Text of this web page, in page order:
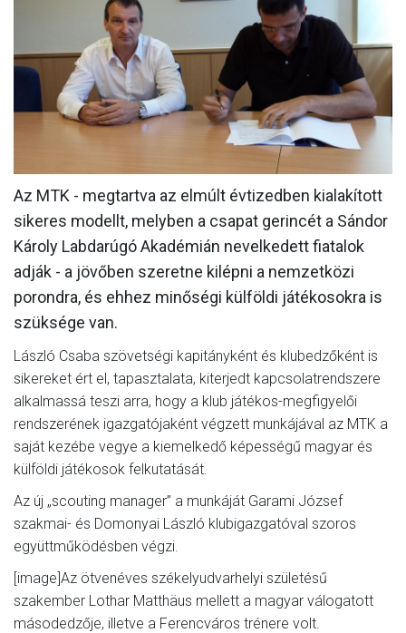
MÉRKŐZÉSEK
KLUB
GALÉRIA
SZURKOLÓI ÉLMÉNYEK
AKKREDITÁCIÓ
Az MTK - megtartva az elmúlt évtizedben kialakított
sikeres modellt, melyben a csapat gerincét a Sándor
Károly Labdarúgó Akadémián nevelkedett fiatalok
adják - a jövőben szeretne kilépni a nemzetközi
porondra, és ehhez minőségi külföldi játékosokra is
szüksége van.
László Csaba szövetségi kapitányként és klubedzőként is
sikereket ért el, tapasztalata, kiterjedt kapcsolatrendszere
alkalmassá teszi arra, hogy a klub játékos-megfigyelői
rendszerének igazgatójaként végzett munkájával az MTK a
saját kezébe vegye a kiemelkedő képességű magyar és
külföldi játékosok felkutatását.
Az új „scouting manager” a munkáját Garami József
szakmai- és Domonyai László klubigazgatóval szoros
együttműködésben végzi.
[image]Az ötvenéves székelyudvarhelyi születésű
szakember Lothar Matthäus mellett a magyar válogatott
másodedzője, illetve a Ferencváros trénere volt.